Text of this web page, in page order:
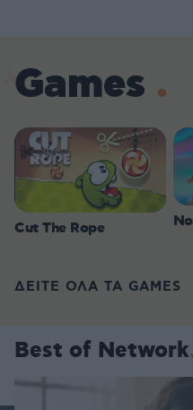
Games
Cut The Rope
ΔΕΙΤΕ ΟΛΑ ΤΑ GAMES
Best of Network